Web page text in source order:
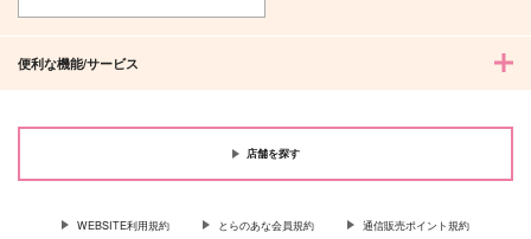
便利な機能/サービス
店舗を探す
WEBSITE利用規約 とらのあな会員規約 通信販売ポイント規約